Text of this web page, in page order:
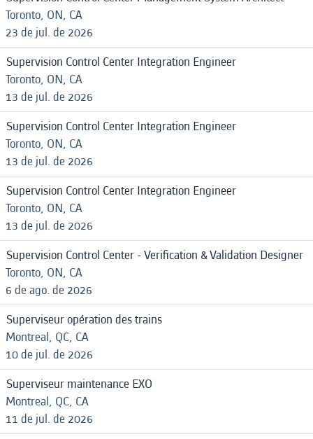
Toronto, ON, CA
23 de jul. de 2026
Supervision Control Center Integration Engineer
Toronto, ON, CA
13 de jul. de 2026
Supervision Control Center Integration Engineer
Toronto, ON, CA
13 de jul. de 2026
Supervision Control Center Integration Engineer
Toronto, ON, CA
13 de jul. de 2026
Supervision Control Center - Verification & Validation Designer
Toronto, ON, CA
6 de ago. de 2026
Superviseur opération des trains
Montreal, QC, CA
10 de jul. de 2026
Superviseur maintenance EXO
Montreal, QC, CA
11 de jul. de 2026